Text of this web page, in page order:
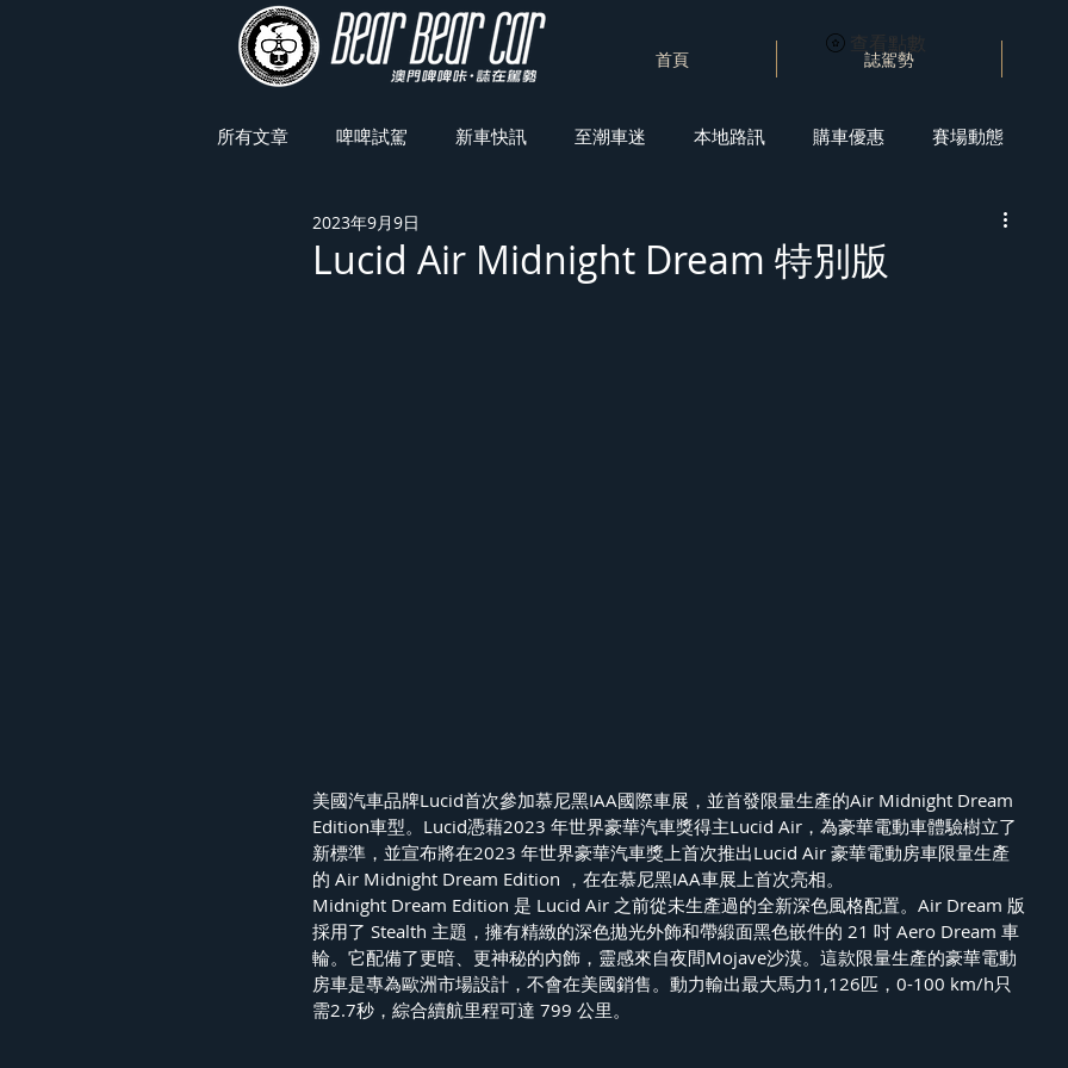
首頁 誌駕勢
查看點數
所有文章 啤啤試駕 新車快訊 至潮車迷 本地路訊 購車優惠 賽場動態
車展焦點
Lucid Air Midnight Dream 特別版
2023年9月9日
美國汽車品牌Lucid首次參加慕尼黑IAA國際車展，並首發限量生產的Air Midnight Dream
Edition車型。Lucid憑藉2023 年世界豪華汽車獎得主Lucid Air，為豪華電動車體驗樹立了
新標準，並宣布將在2023 年世界豪華汽車獎上首次推出Lucid Air 豪華電動房車限量生產
的 Air Midnight Dream Edition ，在在慕尼黑IAA車展上首次亮相。
Midnight Dream Edition 是 Lucid Air 之前從未生產過的全新深色風格配置。Air Dream 版
採用了 Stealth 主題，擁有精緻的深色拋光外飾和帶緞面黑色嵌件的 21 吋 Aero Dream 車
輪。它配備了更暗、更神秘的內飾，靈感來自夜間Mojave沙漠。這款限量生產的豪華電動
房車是專為歐洲市場設計，不會在美國銷售。動力輸出最大馬力1,126匹，0-100 km/h只
需2.7秒，綜合續航里程可達 799 公里。